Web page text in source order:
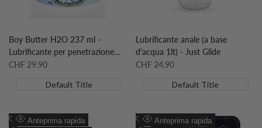
Boy Butter H2O 237 ml -
Lubrificante per penetrazione
anale
Prezzo
CHF 29.90
Default Title
Lubrificante anale (a base
d'acqua 1lt) - Just Glide
Prezzo
CHF 24.90
Default Title
Aggiungi
Anteprima rapida
Aggiungi
Anteprima rapida